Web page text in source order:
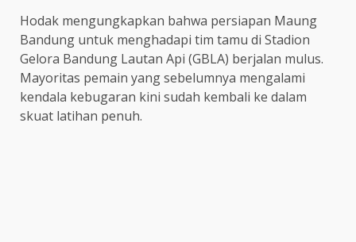
Hodak mengungkapkan bahwa persiapan Maung
Bandung untuk menghadapi tim tamu di Stadion
Gelora Bandung Lautan Api (GBLA) berjalan mulus.
Mayoritas pemain yang sebelumnya mengalami
kendala kebugaran kini sudah kembali ke dalam
skuat latihan penuh.